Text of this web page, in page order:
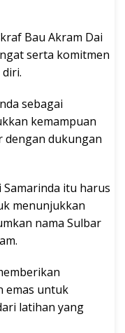
Bau Akram Dai
serta komitmen
sebagai
kemampuan
dengan dukungan
itu harus
menunjukkan
nama Sulbar
emas untuk
latihan yang